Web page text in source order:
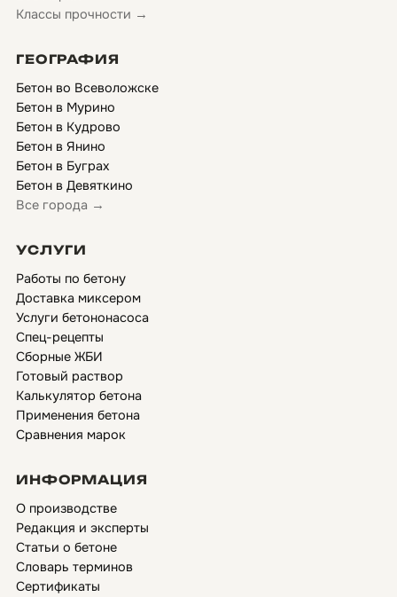
Классы прочности →
ГЕОГРАФИЯ
Бетон во Всеволожске
Бетон в Мурино
Бетон в Кудрово
Бетон в Янино
Бетон в Буграх
Бетон в Девяткино
Все города →
УСЛУГИ
Работы по бетону
Доставка миксером
Услуги бетононасоса
Спец-рецепты
Сборные ЖБИ
Готовый раствор
Калькулятор бетона
Применения бетона
Сравнения марок
ИНФОРМАЦИЯ
О производстве
Редакция и эксперты
Статьи о бетоне
Словарь терминов
Сертификаты